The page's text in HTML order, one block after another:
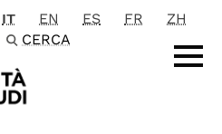
principale
IT EN ES FR
ZH
CERCA